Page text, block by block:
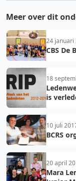
Meer over dit
24 januari
CBS De
18
is
10 juli
BCRS
20 april
Mara